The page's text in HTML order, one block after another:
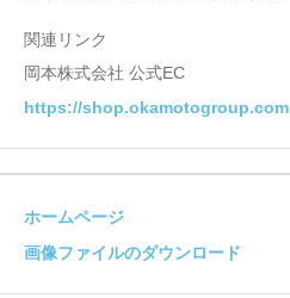
関連リンク
岡本株式会社 公式EC
https://shop.okamotogroup.com
ホームページ
画像ファイルのダウンロード